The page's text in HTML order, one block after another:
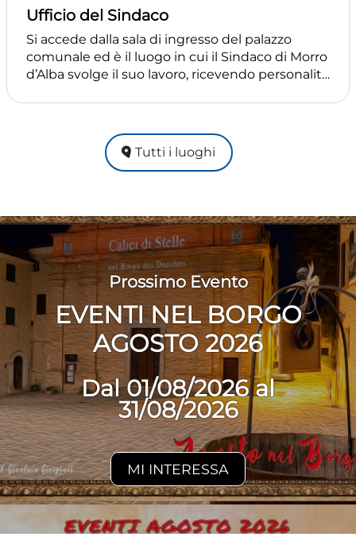
Ufficio del Sindaco
Si accede dalla sala di ingresso del palazzo
comunale ed è il luogo in cui il Sindaco di Morro
d’Alba svolge il suo lavoro, ricevendo personalità
armoniosi realizzata da Marcantonio Bedini nel
1947. Le pareti si arricchiscono di pregiate e
dalle antiche chiese morresi che fanno parte
della collezione comunale. Questa location
viene generalmente scelta per celebrazioni
molto intime, con pochissimi invitati al rito.
Tutti i luoghi
Prossimo Evento
EVENTI NEL BORGO
AGOSTO 2026
Dal 01/08/2026 al
31/08/2026
MI INTERESSA